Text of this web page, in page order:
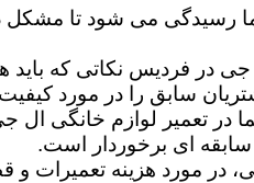
می شود تا مشکل
در فردیس نکاتی که
سابق را در مورد
در تعمیر لوازم خانگی
ای برخوردار است.
در مورد هزینه تعمیرات